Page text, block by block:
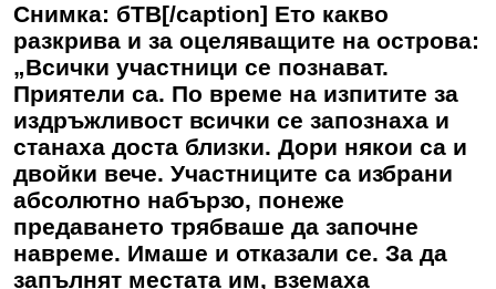
Снимка: бТВ[/caption] Ето какво
разкрива и за оцеляващите на острова:
„Всички участници се познават.
Приятели са. По време на изпитите за
издръжливост всички се запознаха и
станаха доста близки. Дори някои са и
двойки вече. Участниците са избрани
абсолютно набързо, понеже
предаването трябваше да започне
навреме. Имаше и отказали се. За да
запълнят местата им, вземаха